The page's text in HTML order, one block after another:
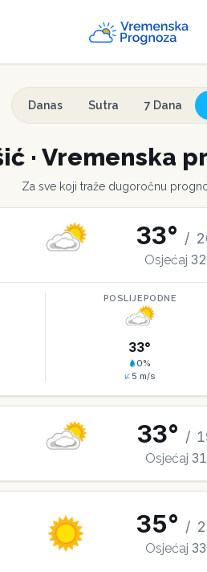
Danas Sutra 7 Dana
· Vremenska
Za sve koji traže dugoročnu
33° /
Osjećaj 32
POSLIJEPODNE
33°
0%
5 m/s
33° /
Osjećaj 31
35° /
Osjećaj 33